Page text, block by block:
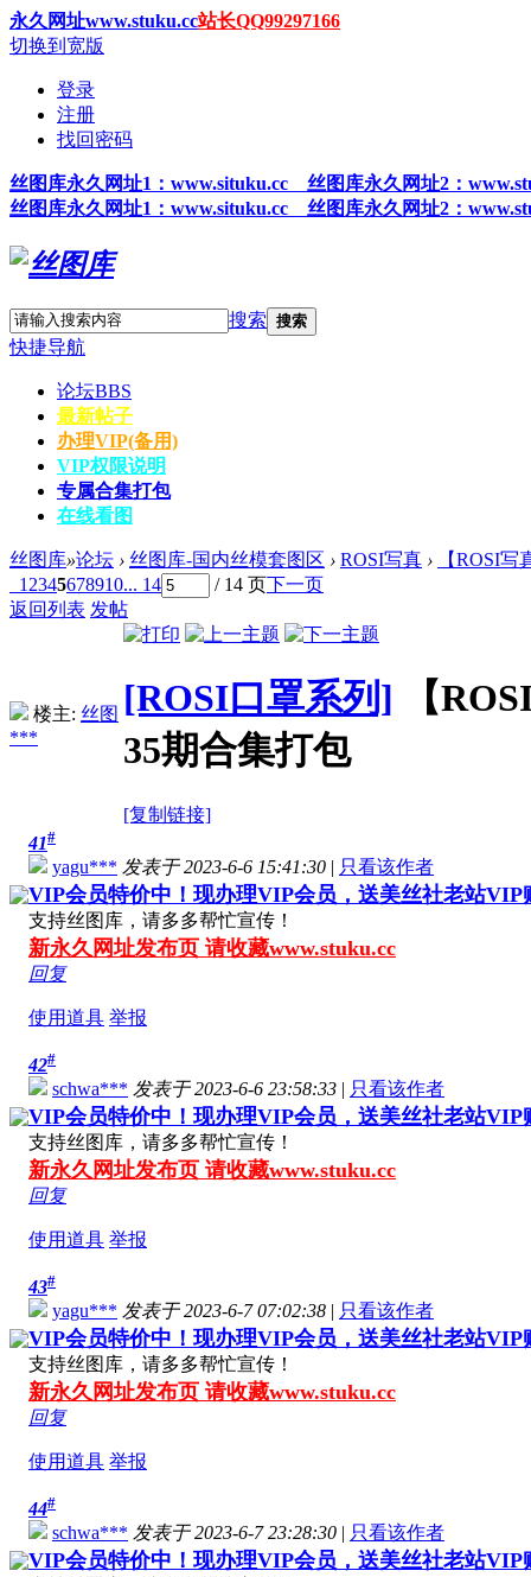
永久网址www.stuku.cc站长QQ99297166
切换到宽版
登录
注册
找回密码
丝图 库永久网址1 ：www.situku.cc 丝图库永久网址2：
丝图 库永久网址1 ：www.situku.cc 丝图库永久网址2：
搜索 搜索
快捷导航
论坛BBS
最新帖子
办理VIP(备用)
VIP权限说明
专属合集打包
在线看图
丝图库»论坛 › 丝图库-国内丝模套图区 › ROSI写真 ›
【ROSI
1 2345678910... 14 / 14 页下一页
返回列表 发帖
楼主: 丝图
***
[ROSI口罩系列]
【
35期合集打包
[复制链接]
41#
yagu*** 发表于 2023-6-6 15:41:30 | 只看该作者
VIP会员特价中！现办理VIP会员，送美丝社老站VIP
支持丝图库，请多多帮忙宣传！
新永久网址发布页 请收藏www.stuku.cc
回复
使用道具 举报
42#
schwa*** 发表于 2023-6-6 23:58:33 | 只看该作者
VIP会员特价中！现办理VIP会员，送美丝社老站VIP
支持丝图库，请多多帮忙宣传！
新永久网址发布页 请收藏www.stuku.cc
回复
使用道具 举报
43#
yagu*** 发表于 2023-6-7 07:02:38 | 只看该作者
VIP会员特价中！现办理VIP会员，送美丝社老站VIP
支持丝图库，请多多帮忙宣传！
新永久网址发布页 请收藏www.stuku.cc
回复
使用道具 举报
44#
schwa*** 发表于 2023-6-7 23:28:30 | 只看该作者
VIP会员特价中！现办理VIP会员，送美丝社老站VIP